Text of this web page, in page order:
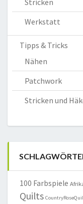
Werkstatt
Tipps & Tricks
Nähen
Patchwork
Stricken und
100 Farbspiele
Quilts